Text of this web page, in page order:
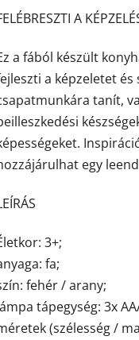
A
a fából készült
a képzeletet
tanít,
egy
3+;
fa;
fehér / arany;
tápegység: 3x
(szélesség /